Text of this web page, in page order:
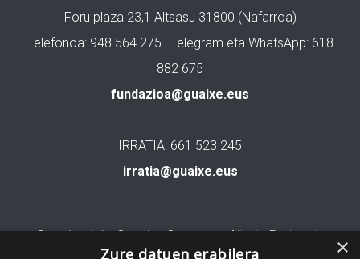
Foru plaza 23,1 Altsasu 31800 (Nafarroa)
Telefonoa: 948 564 275 | Telegram eta WhatsApp: 618
882 675
fundazioa@guaixe.eus
IRRATIA: 661 523 245
irratia@guaixe.eus
Gure lizentzia: Creative Commons Aitortu Partekatu ×
Zure datuen erabilera